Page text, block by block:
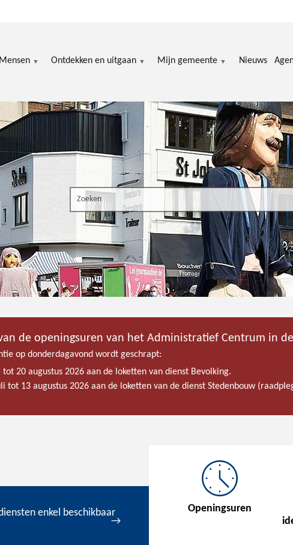
Mensen Ontdekken en uitgaan Mijn gemeente Nieuws
Search the site
de openingsuren van het Administratief Centrum in
op donderdagavond wordt geschrapt:
tot 20 augustus 2026 aan de loketten van dienst Bevolking.
tot 13 augustus 2026 aan de loketten van de dienst Stedenbouw
enkel beschikbaar
Openingsuren